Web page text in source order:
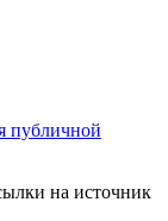
публичной
на источник